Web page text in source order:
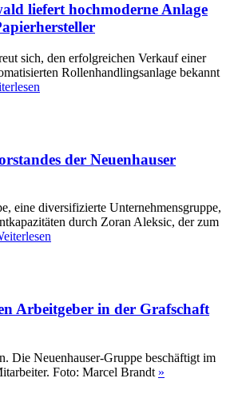
liefert hochmoderne Anlage
sich, den erfolgreichen Verkauf einer
Rollenhandlingsanlage bekannt
der Neuenhauser
eine diversifizierte Unternehmensgruppe,
durch Zoran Aleksic, der zum
Arbeitgeber in der Grafschaft
Die Neuenhauser-Gruppe beschäftigt im
Foto: Marcel Brandt »